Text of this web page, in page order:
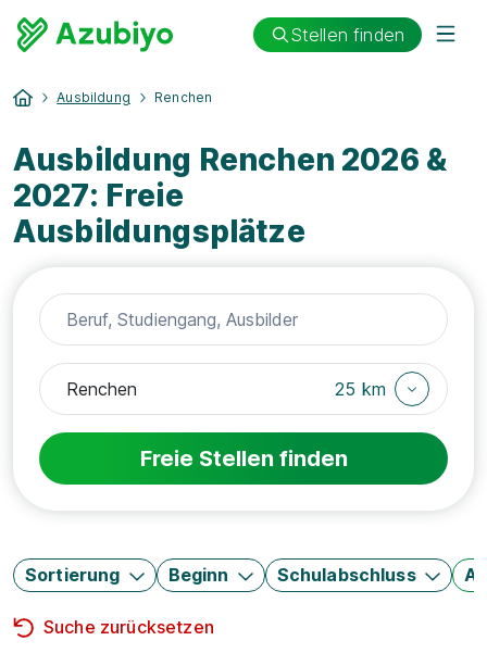
Stellen finden
Ausbildung Renchen
Ausbildung Renchen 2026 &
2027: Freie
Ausbildungsplätze
25 km
Freie Stellen finden
Sortierung Beginn Schulabschluss
Suche zurücksetzen